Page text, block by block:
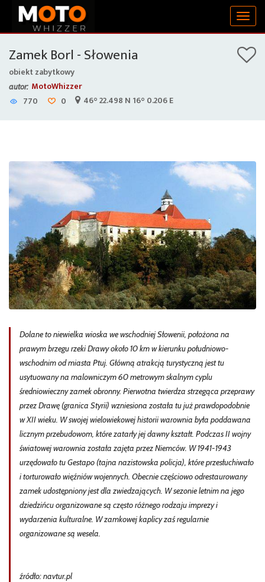
Zamek Borl - Słowenia
obiekt zabytkowy
autor: MotoWhizzer
770
0 46° 22.498 N 16° 0.206 E
Dolane to niewielka wioska we wschodniej Słowenii, położona na
prawym brzegu rzeki Drawy około 10 km w kierunku południowo-
wschodnim od miasta Ptuj. Główną atrakcją turystyczną jest tu
usytuowany na malowniczym 60 metrowym skalnym cyplu
średniowieczny zamek obronny. Pierwotna twierdza strzegąca przeprawy
przez Drawę (granica Styrii) wzniesiona została tu już prawdopodobnie
w XII wieku. W swojej wielowiekowej historii warownia była poddawana
licznym przebudowom, które zatarły jej dawny kształt. Podczas II wojny
światowej warownia została zajęta przez Niemców. W 1941-1943
urzędowało tu Gestapo (tajna nazistowska policja), które przesłuchiwało
i torturowało więźniów wojennych. Obecnie częściowo odrestaurowany
zamek udostępniony jest dla zwiedzających. W sezonie letnim na jego
dziedzińcu organizowane są często różnego rodzaju imprezy i
wydarzenia kulturalne. W zamkowej kaplicy zaś regularnie
organizowane są wesela.
źródło: navtur.pl